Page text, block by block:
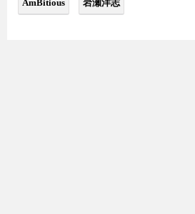
AmBitious 岩瀬洋志